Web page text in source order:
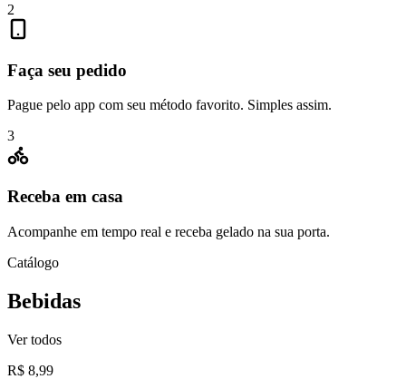
2
Faça seu pedido
Pague pelo app com seu método favorito. Simples assim.
3
Receba em casa
Acompanhe em tempo real e receba gelado na sua porta.
Catálogo
Bebidas
Ver todos
R$ 8,99